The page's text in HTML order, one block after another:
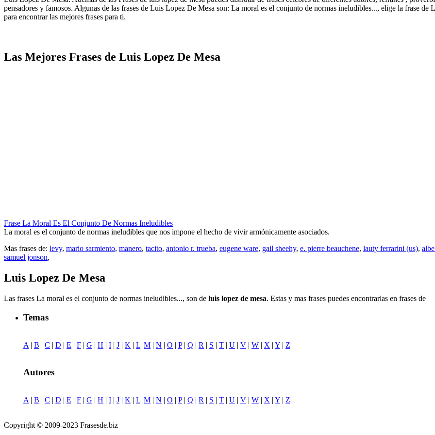
pensadores y famosos. Algunas de las frases de Luis Lopez De Mesa son: La moral es el conjunto de normas ineludibles..., elige la frase
para encontrar las mejores frases para ti.
Las Mejores Frases de Luis Lopez De Mesa
Frase La Moral Es El Conjunto De Normas Ineludibles
La moral es el conjunto de normas ineludibles que nos impone el hecho de vivir armónicamente asociados.
Mas frases de: levy, mario sarmiento, manero, tacito, antonio r. trueba, eugene ware, gail sheehy, e. pierre beauchene, lauty ferrarini (us),
samuel jonson,
Luis Lopez De Mesa
Las frases La moral es el conjunto de normas ineludibles..., son de luis lopez de mesa. Estas y mas frases puedes encontrarlas en frases de
Temas
A | B | C | D | E | F | G | H | I | J | K | L |M | N | O | P| Q | R | S | T | U | V | W | X | Y | Z
Autores
A | B | C | D | E | F | G | H | I | J | K | L |M | N | O | P| Q | R | S | T | U | V | W | X | Y | Z
Copyright © 2009-2023 Frasesde.biz